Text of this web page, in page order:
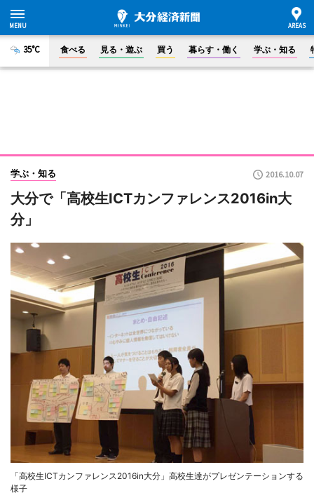
35°C 食べる 見る・遊ぶ 買う 暮らす・働く 学ぶ・知る
学ぶ・知る 2016.10.07
大分で「高校生ICTカンファレンス2016in大
分」
「高校生ICTカンファレンス2016in大分」高校生達がプレゼンテーションする
様子